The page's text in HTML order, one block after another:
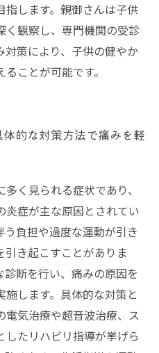
します。親御さんは子供
く観察し、専門機関の受診
対策により、子供の健やか
ことが可能です。
的な対策方法で痛みを軽
く見られる症状であり、
炎症が主な原因とされてい
負担や過度な運動が引き
き起こすことがありま
断を行い、痛みの原因を
します。具体的な対策と
電気治療や超音波治療、ス
したリハビリ指導が挙げら